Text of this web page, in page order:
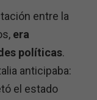
entre la
era
políticas.
anticipaba:
el estado